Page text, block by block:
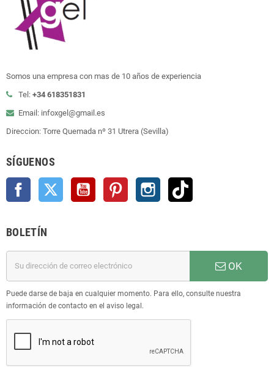
Somos una empresa con mas de 10 años de experiencia
Tel: +34 618351831
Email: infoxgel@gmail.es
Direccion: Torre Quemada nº 31 Utrera (Sevilla)
SÍGUENOS
Facebook Twitter YouTube Pinterest Instagram
BOLETÍN
OK
Puede darse de baja en cualquier momento. Para ello, consulte nuestra
información de contacto en el aviso legal.